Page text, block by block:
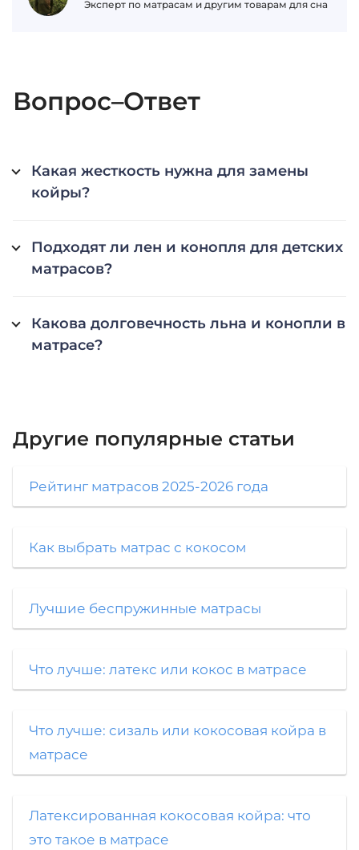
Эксперт по матрасам и другим товарам для сна
Вопрос–Ответ
Какая жесткость нужна для замены
койры?
Подходят ли лен и конопля для детских
матрасов?
Какова долговечность льна и конопли в
матрасе?
Другие популярные статьи
Рейтинг матрасов 2025-2026 года
Как выбрать матрас с кокосом
Лучшие беспружинные матрасы
Что лучше: латекс или кокос в матрасе
Что лучше: сизаль или кокосовая койра в
матрасе
Латексированная кокосовая койра: что
это такое в матрасе